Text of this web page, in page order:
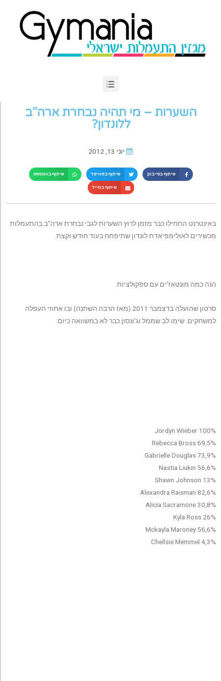
השערות – מי תהיה נבחרת ארה"ב
ללונדון?
יוני 13, 2012
שיתוף בפייבוק שיתוף בטוויטר שיתוף בווטסאפ
שיתוף במייל
באינטרנט התחילו כבר מזמן לרוץ השערות לגבי נבחרת ארה"ב בהתעמלות
מכשירים לאולימפיאדת לונדון שתיפתח בעוד חודש וקצת.
הנה כמה מונטאז'ים עם ספקולציות.
סרטון שהועלה בדצמבר 2011 (מאז הרבה השתנה) ובו אחוזי העפלה
למשחקים. שימו לב שממל וג'ונסון כבר לא במשוואה כיום:
Jordyn Wieber 100%
Rebecca Bross 69,5%
Gabrielle Douglas 73,9%
Nastia Liukin 56,6%
Shawn Johnson 13%
Alexandra Raisman 82,6%
Alicia Sacramone 30,8%
Kyla Ross 26%
Mckayla Maroney 56,6%
Chellsie Memmel 4,3%